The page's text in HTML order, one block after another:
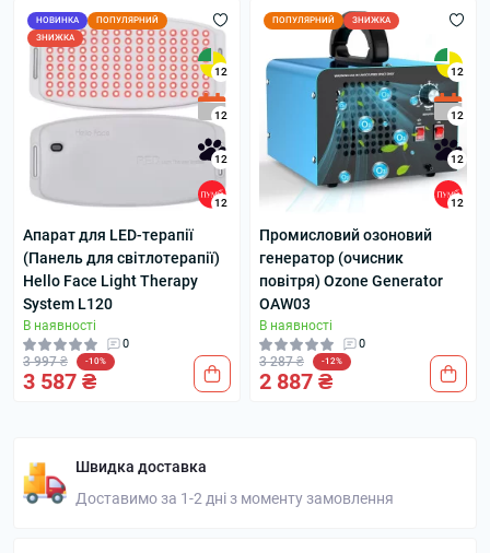
НОВИНКА
ПОПУЛЯРНИЙ
ЗНИЖКА
12
12
12
12
Апарат для LED-терапії
(Панель для світлотерапії)
Hello Face Light Therapy
System L120
В наявності
0
3 997 ₴ -10%
3 587 ₴
ПОПУЛЯРНИЙ ЗНИЖКА
12
12
12
12
Промисловий озоновий
генератор (очисник
повітря) Ozone Generator
OAW03
В наявності
0
3 287 ₴ -12%
2 887 ₴
Швидка доставка
Доставимо за 1-2 дні з моменту замовлення